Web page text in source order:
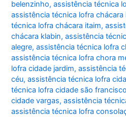
belenzinho,assistência técnica
assistência técnica lofra
técnica lofra chácara itaim,
chácara klabin,assistência
alegre,assistência técnica lofra
assistência técnica lofra chora
lofra cidade jardim,assistência
céu,assistência técnica lofra
técnica lofra cidade são francisco
cidade vargas,assistência
assistência técnica lofra